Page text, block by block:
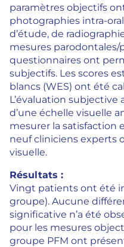
paramètres objectifs
photographies intra-
d’étude, de
mesures parodontales/
questionnaires ont
subjectifs. Les scores
blancs (WES) ont été
L’évaluation subjective
d’une échelle visuelle
mesurer la satisfaction
neuf cliniciens experts
visuelle.
Résultats :
Vingt patients ont été
groupe). Aucune
significative n’a été
pour les mesures
groupe PFM ont